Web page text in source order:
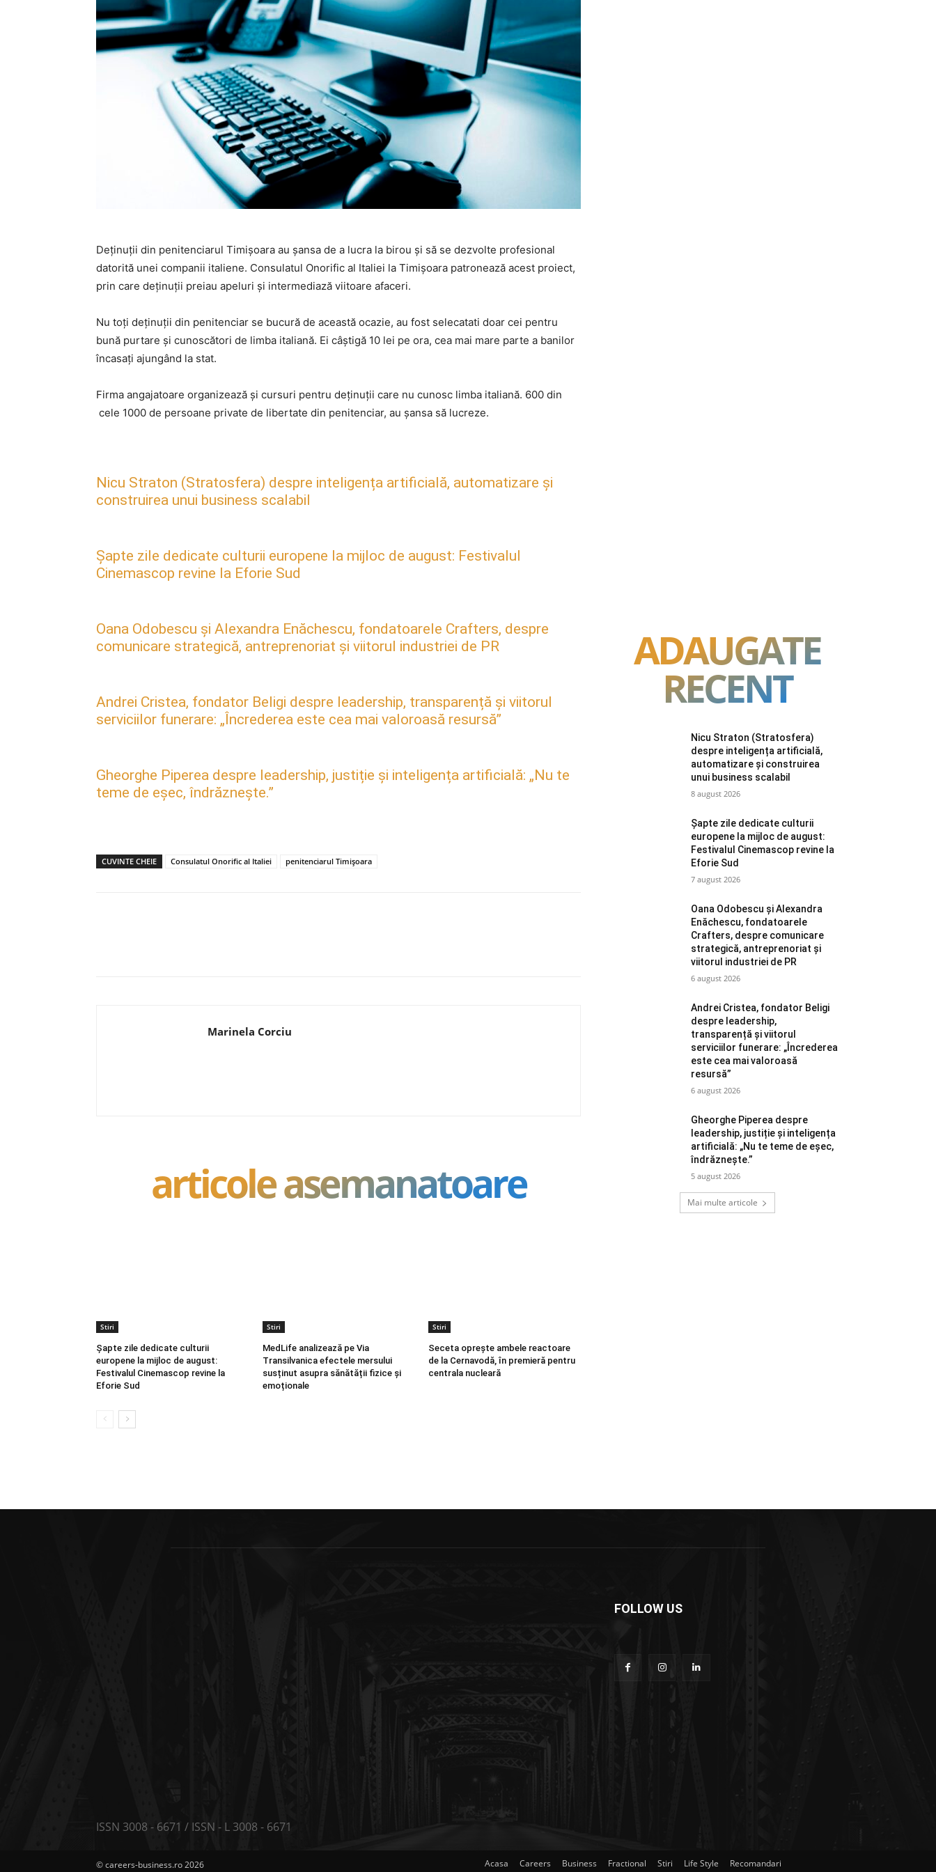
Deținuții din penitenciarul Timișoara au șansa de a lucra la birou și să se dezvolte profesional
datorită unei companii italiene. Consulatul Onorific al Italiei la Timișoara patronează acest proiect,
prin care deținuții preiau apeluri și intermediază viitoare afaceri.
Nu toți deținuții din penitenciar se bucură de această ocazie, au fost selecatati doar cei pentru
bună purtare și cunoscători de limba italiană. Ei câștigă 10 lei pe ora, cea mai mare parte a banilor
încasați ajungând la stat.
Firma angajatoare organizează și cursuri pentru deținuții care nu cunosc limba italiană. 600 din
cele 1000 de persoane private de libertate din penitenciar, au șansa să lucreze.
Nicu Straton (Stratosfera) despre inteligența artificială, automatizare și
construirea unui business scalabil
Șapte zile dedicate culturii europene la mijloc de august: Festivalul
Cinemascop revine la Eforie Sud
Oana Odobescu și Alexandra Enăchescu, fondatoarele Crafters, despre
comunicare strategică, antreprenoriat și viitorul industriei de PR
Andrei Cristea, fondator Beligi despre leadership, transparență și viitorul
serviciilor funerare: „Încrederea este cea mai valoroasă resursă”
Gheorghe Piperea despre leadership, justiție și inteligența artificială: „Nu te
teme de eșec, îndrăznește.”
CUVINTE CHEIE Consulatul Onorific al Italiei penitenciarul Timișoara
Marinela Corciu
articole asemanatoare
Stiri
Șapte zile dedicate culturii
europene la mijloc de august:
Festivalul Cinemascop revine la
Eforie Sud
Stiri
MedLife analizează pe Via
Transilvanica efectele mersului
susținut asupra sănătății fizice și
emoționale
Stiri
Seceta oprește ambele reactoare
de la Cernavodă, în premieră pentru
centrala nucleară
ADAUGATE
RECENT
Nicu Straton (Stratosfera)
despre inteligența artificială,
automatizare și construirea
unui business scalabil
8 august 2026
Șapte zile dedicate culturii
europene la mijloc de august:
Festivalul Cinemascop revine la
Eforie Sud
7 august 2026
Oana Odobescu și Alexandra
Enăchescu, fondatoarele
Crafters, despre comunicare
strategică, antreprenoriat și
viitorul industriei de PR
6 august 2026
Andrei Cristea, fondator Beligi
despre leadership,
transparență și viitorul
serviciilor funerare: „Încrederea
este cea mai valoroasă
resursă”
6 august 2026
Gheorghe Piperea despre
leadership, justiție și inteligența
artificială: „Nu te teme de eșec,
îndrăznește.”
5 august 2026
Mai multe articole
FOLLOW US
ISSN 3008 - 6671 / ISSN - L 3008 - 6671
© careers-business.ro 2026 Acasa Careers Business Fractional Stiri Life Style Recomandari